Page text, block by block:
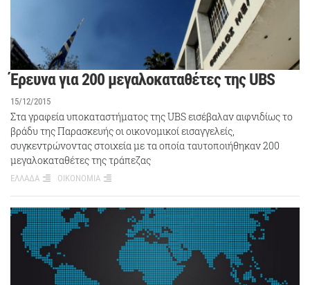
Έρευνα για 200 μεγαλοκαταθέτες της UBS
15/12/2015
Στα γραφεία υποκαταστήματος της UBS εισέβαλαν αιφνιδίως το
βράδυ της Παρασκευής οι οικονομικοί εισαγγελείς,
συγκεντρώνοντας στοιχεία με τα οποία ταυτοποιήθηκαν 200
μεγαλοκαταθέτες της τράπεζας
ΕΛΛΑΔΑ ΟΙΚΟΝΟΜΙΑ